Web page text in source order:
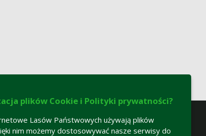
plików Cookie i Polityki prywatności?
Lasów Państwowych używają plików
nim możemy dostosowywać nasze serwisy do